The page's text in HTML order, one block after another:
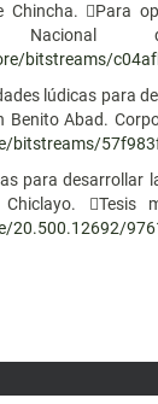
Para
Nacional
bitstreams/
lúdicas para
Abad.
bitstreams/
para
Tesis